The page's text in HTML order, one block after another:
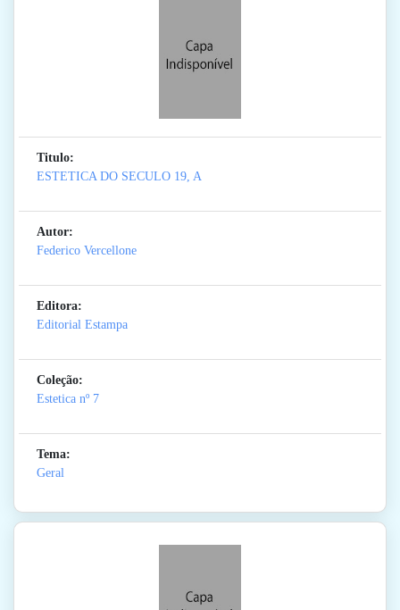
Titulo:
ESTETICA DO SECULO 19, A
Autor:
Federico Vercellone
Editora:
Editorial Estampa
Coleção:
Estetica nº 7
Tema:
Geral